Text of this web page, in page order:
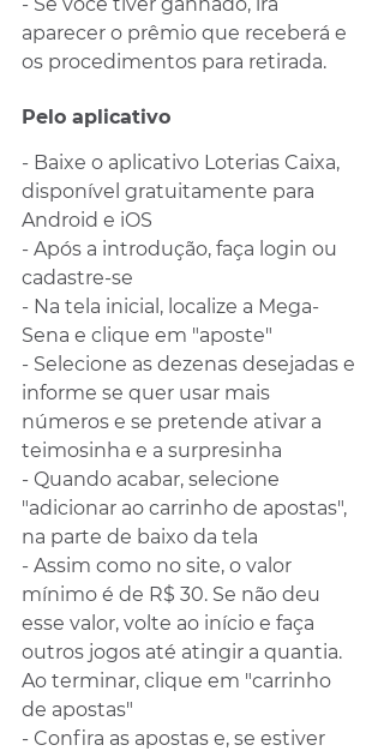
aparecer o prêmio que receberá e
os procedimentos para retirada.
Pelo aplicativo
- Baixe o aplicativo Loterias Caixa,
disponível gratuitamente para
Android e iOS
- Após a introdução, faça login ou
cadastre-se
- Na tela inicial, localize a Mega-
Sena e clique em "aposte"
- Selecione as dezenas desejadas e
informe se quer usar mais
números e se pretende ativar a
teimosinha e a surpresinha
- Quando acabar, selecione
"adicionar ao carrinho de apostas",
na parte de baixo da tela
- Assim como no site, o valor
mínimo é de R$ 30. Se não deu
esse valor, volte ao início e faça
outros jogos até atingir a quantia.
Ao terminar, clique em "carrinho
de apostas"
- Confira as apostas e, se estiver